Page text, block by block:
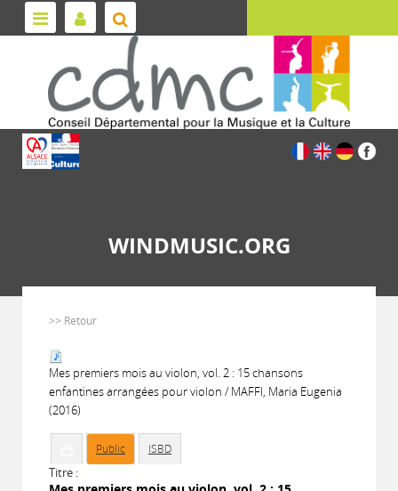
WINDMUSIC.ORG
>> Retour
Mes premiers mois au violon, vol. 2 : 15 chansons
enfantines arrangées pour violon / MAFFI, Maria Eugenia
(2016)
Public ISBD
Titre :